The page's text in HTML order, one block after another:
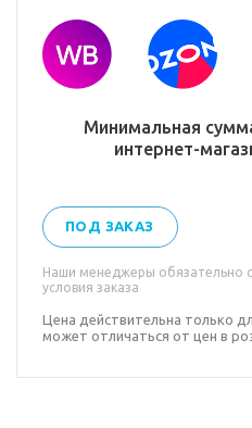
Минимальная
интернет-
ПОД ЗАКАЗ
Наши менеджеры обязательно
условия заказа
Цена действительна только
может отличаться от цен в